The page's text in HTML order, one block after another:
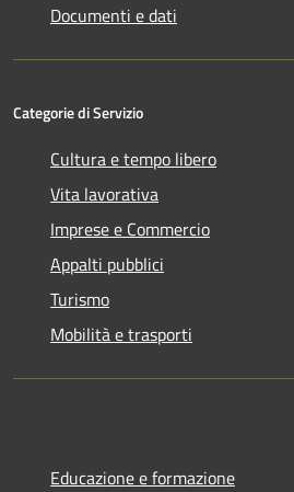
Documenti e dati
Categorie di Servizio
Cultura e tempo libero
Vita lavorativa
Imprese e Commercio
Appalti pubblici
Turismo
Mobilità e trasporti
Educazione e formazione